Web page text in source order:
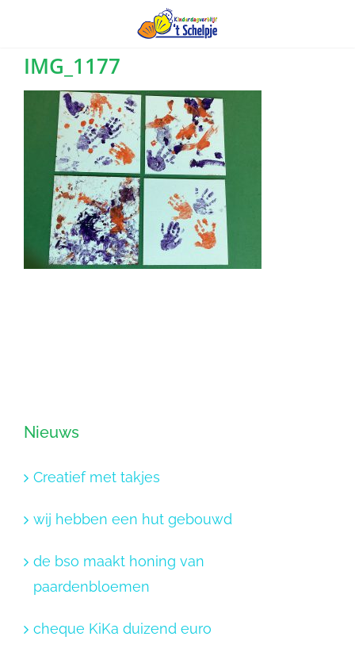
IMG_1177
Nieuws
Creatief met takjes
wij hebben een hut gebouwd
de bso maakt honing van
paardenbloemen
cheque KiKa duizend euro